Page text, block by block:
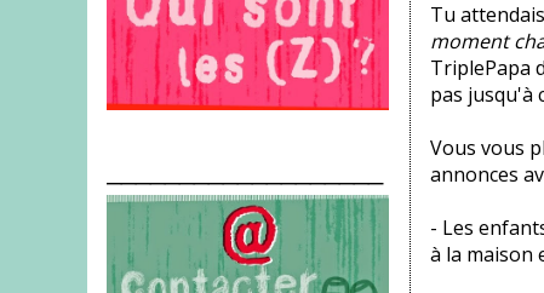
Tu
moment
TriplePapa
pas jusqu'à
Vous vous
annonces
- Les
à la maison